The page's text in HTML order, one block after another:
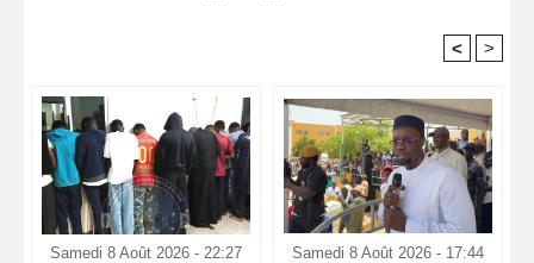
< >
Samedi 8 Août 2026 - 22:27 Samedi 8 Août 2026 - 17:44